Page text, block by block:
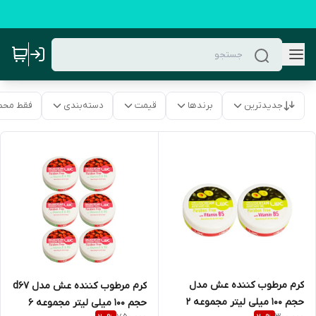
جدیدترین برندها قیمت دسته‌بندی فقط
کرم مرطوب کننده عش مدل
حجم 100 میلی لیتر مجموعه 2
کرم مرطوب کننده عش مدل d67
حجم 100 میلی لیتر مجموعه 6